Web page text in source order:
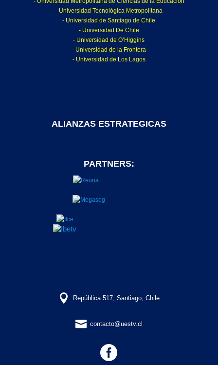
- Universidad Tecnológica Metropolitana
- Universidad de Santiago de Chile
- Universidad De Chile
- Universidad de O’Higgins
- Universidad de la Frontera
- Universidad de Los Lagos
ALIANZAS ESTRATEGICAS
PARTNERS:
 República 517, Santiago, Chile
 contacto@uestv.cl
